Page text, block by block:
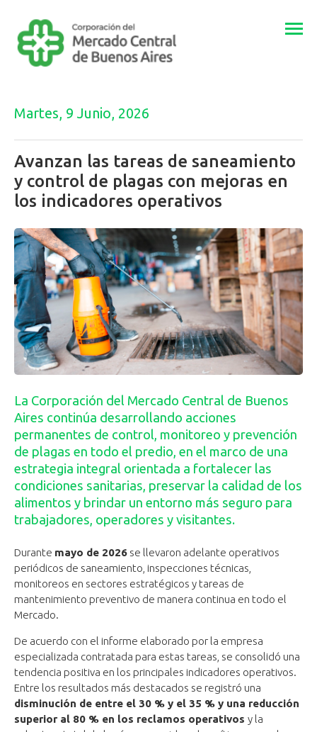
Martes, 9 Junio, 2026
Avanzan las tareas de saneamiento
y control de plagas con mejoras en
los indicadores operativos
La Corporación del Mercado Central de Buenos
Aires continúa desarrollando acciones
permanentes de control, monitoreo y prevención
de plagas en todo el predio, en el marco de una
estrategia integral orientada a fortalecer las
condiciones sanitarias, preservar la calidad de los
alimentos y brindar un entorno más seguro para
trabajadores, operadores y visitantes.
Durante mayo de 2026 se llevaron adelante operativos
periódicos de saneamiento, inspecciones técnicas,
monitoreos en sectores estratégicos y tareas de
mantenimiento preventivo de manera continua en todo el
Mercado.
De acuerdo con el informe elaborado por la empresa
especializada contratada para estas tareas, se consolidó una
tendencia positiva en los principales indicadores operativos.
Entre los resultados más destacados se registró una
disminución de entre el 30 % y el 35 % y una reducción
superior al 80 % en los reclamos operativos y la